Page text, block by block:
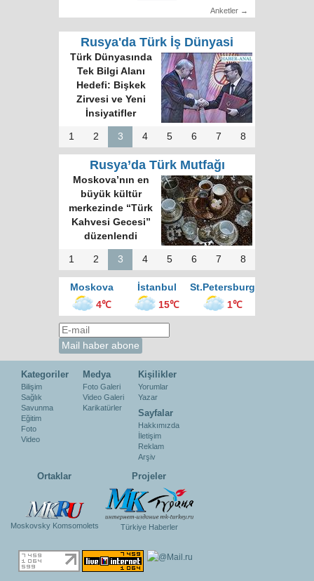
Anketler →
Rusya'da Türk İş Dünyasi
Türk Dünyasında
Tek Bilgi Alanı
Hedefi: Bişkek
Zirvesi ve Yeni
İnsiyatifler
1 2 3 4 5 6 7 8
Rusya’da Türk Mutfağı
Moskova’nın en
büyük kültür
merkezinde “Türk
Kahvesi Gecesi”
düzenlendi
1 2 3 4 5 6 7 8
Moskova İstanbul
St.Petersburg
4℃
15℃ 1℃
Kategoriler
Bilişim
Sağlık
Savunma
Eğitim
Foto
Video
Medya
Foto Galeri
Video Galeri
Karikatürler
Kişilikler
Yorumlar
Yazar
Sayfalar
Hakkımızda
İletişim
Reklam
Arşiv
Ortaklar
Moskovsky Komsomolets
Projeler
Türkiye Haberler